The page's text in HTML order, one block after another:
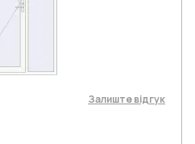
Залиште відгук